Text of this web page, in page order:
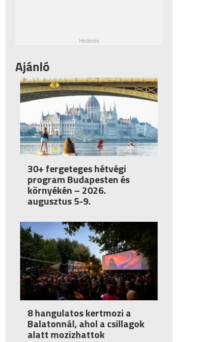
Ajánló
30+ fergeteges hétvégi
program Budapesten és
környékén – 2026.
augusztus 5-9.
8 hangulatos kertmozi a
Balatonnál, ahol a csillagok
alatt mozizhattok